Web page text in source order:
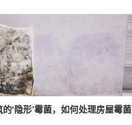
‘隐形’霉菌，如何处理房屋霉菌